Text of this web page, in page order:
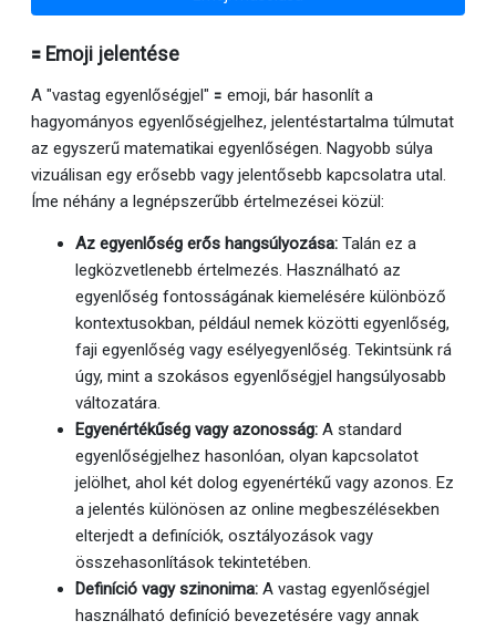
🟰 Emoji jelentése
A "vastag egyenlőségjel" 🟰 emoji, bár hasonlít a
hagyományos egyenlőségjelhez, jelentéstartalma túlmutat
az egyszerű matematikai egyenlőségen. Nagyobb súlya
vizuálisan egy erősebb vagy jelentősebb kapcsolatra utal.
Íme néhány a legnépszerűbb értelmezései közül:
Az egyenlőség erős hangsúlyozása: Talán ez a
legközvetlenebb értelmezés. Használható az
egyenlőség fontosságának kiemelésére különböző
kontextusokban, például nemek közötti egyenlőség,
faji egyenlőség vagy esélyegyenlőség. Tekintsünk rá
úgy, mint a szokásos egyenlőségjel hangsúlyosabb
változatára.
Egyenértékűség vagy azonosság: A standard
egyenlőségjelhez hasonlóan, olyan kapcsolatot
jelölhet, ahol két dolog egyenértékű vagy azonos. Ez
a jelentés különösen az online megbeszélésekben
elterjedt a definíciók, osztályozások vagy
összehasonlítások tekintetében.
Definíció vagy szinonima: A vastag egyenlőségjel
használható definíció bevezetésére vagy annak